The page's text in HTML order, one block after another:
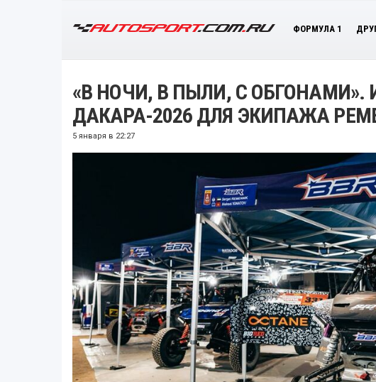
ФОРМУЛА 1
«В НОЧИ, В ПЫЛИ, С ОБГОНАМИ».
ДАКАРА-2026 ДЛЯ ЭКИПАЖА
5 января в 22:27